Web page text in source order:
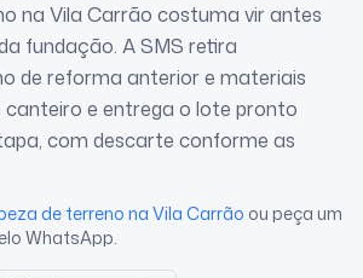
na Vila Carrão costuma vir antes
fundação. A SMS retira
de reforma anterior e materiais
canteiro e entrega o lote pronto
com descarte conforme as
de terreno na Vila Carrão ou peça um
WhatsApp.